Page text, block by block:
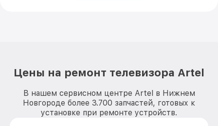
Цены на ремонт телевизора Artel
В нашем сервисном центре Artel в Нижнем
Новгороде более 3.700 запчастей, готовых к
установке при ремонте устройств.